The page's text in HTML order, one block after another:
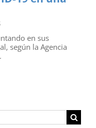
en sus
según la Agencia